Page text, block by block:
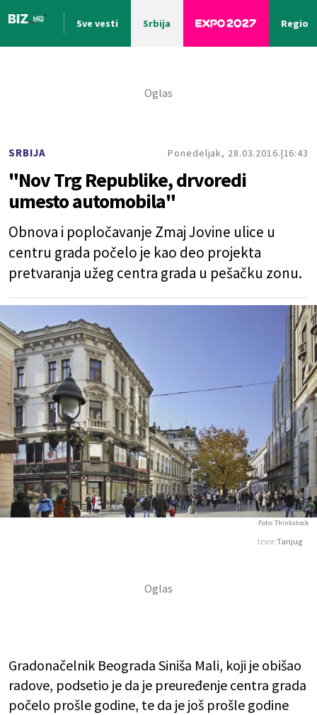
Sve vesti Srbija Region
SRBIJA Ponedeljak, 28.03.2016. 16:43
"Nov Trg Republike, drvoredi
umesto automobila"
Obnova i popločavanje Zmaj Jovine ulice u
centru grada počelo je kao deo projekta
pretvaranja užeg centra grada u pešačku zonu.
Izvor:Tanjug
Foto: Thinkstock
Gradonačelnik Beograda Siniša Mali, koji je obišao
radove, podsetio je da je preuređenje centra grada
počelo prošle godine, te da je još prošle godine